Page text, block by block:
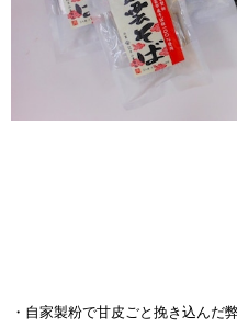
・自家製粉で甘皮ごと挽き込んだ